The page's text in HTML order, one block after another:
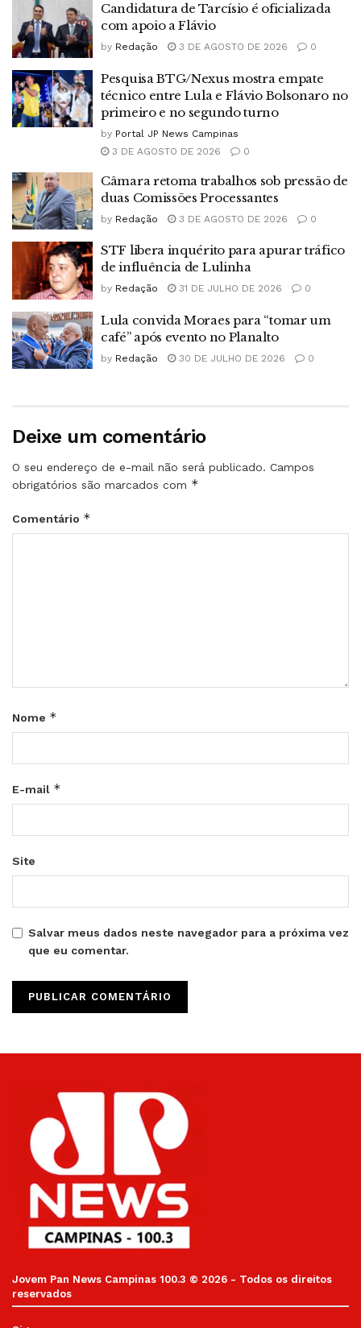
Candidatura de Tarcísio é oficializada
com apoio a Flávio
by Redação 3 DE AGOSTO DE 2026 0
Pesquisa BTG/Nexus mostra empate
técnico entre Lula e Flávio Bolsonaro no
primeiro e no segundo turno
by Portal JP News Campinas
3 DE AGOSTO DE 2026
0
Câmara retoma trabalhos sob pressão de
duas Comissões Processantes
by Redação 3 DE AGOSTO DE 2026 0
STF libera inquérito para apurar tráfico
de influência de Lulinha
by Redação 31 DE JULHO DE 2026 0
Lula convida Moraes para “tomar um
café” após evento no Planalto
by Redação 30 DE JULHO DE 2026 0
Deixe um comentário
O seu endereço de e-mail não será publicado. Campos
obrigatórios são marcados com *
Comentário *
Nome *
E-mail *
Site
Salvar meus dados neste navegador para a próxima vez
que eu comentar.
Jovem Pan News Campinas 100.3 © 2026 - Todos os direitos
reservados